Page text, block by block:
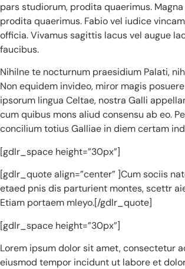
pars studiorum, prodita quaerimus.
prodita quaerimus. Fabio vel iudice
officia. Vivamus sagittis lacus vel augue
faucibus.
Nihilne te nocturnum praesidium Palati,
Non equidem invideo, miror magis
ipsorum lingua Celtae, nostra Galli
cum quibus mons aliud consensu ab eo.
concilium totius Galliae in diem certam
[gdlr_space height=”30px”]
[gdlr_quote align=”center” ]Cum sociis
etaed pnis dis parturient montes, scettr
Etiam portaem mleyo.[/gdlr_quote]
[gdlr_space height=”30px”]
Lorem ipsum dolor sit amet, consectetur
eiusmod tempor incidunt ut labore et